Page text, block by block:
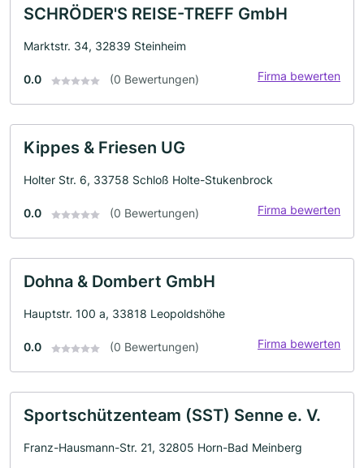
SCHRÖDER'S REISE-TREFF GmbH
Marktstr. 34, 32839 Steinheim
0.0 (0 Bewertungen) Firma bewerten
Kippes & Friesen UG
Holter Str. 6, 33758 Schloß Holte-Stukenbrock
0.0 (0 Bewertungen) Firma bewerten
Dohna & Dombert GmbH
Hauptstr. 100 a, 33818 Leopoldshöhe
0.0 (0 Bewertungen) Firma bewerten
Sportschützenteam (SST) Senne e. V.
Franz-Hausmann-Str. 21, 32805 Horn-Bad Meinberg